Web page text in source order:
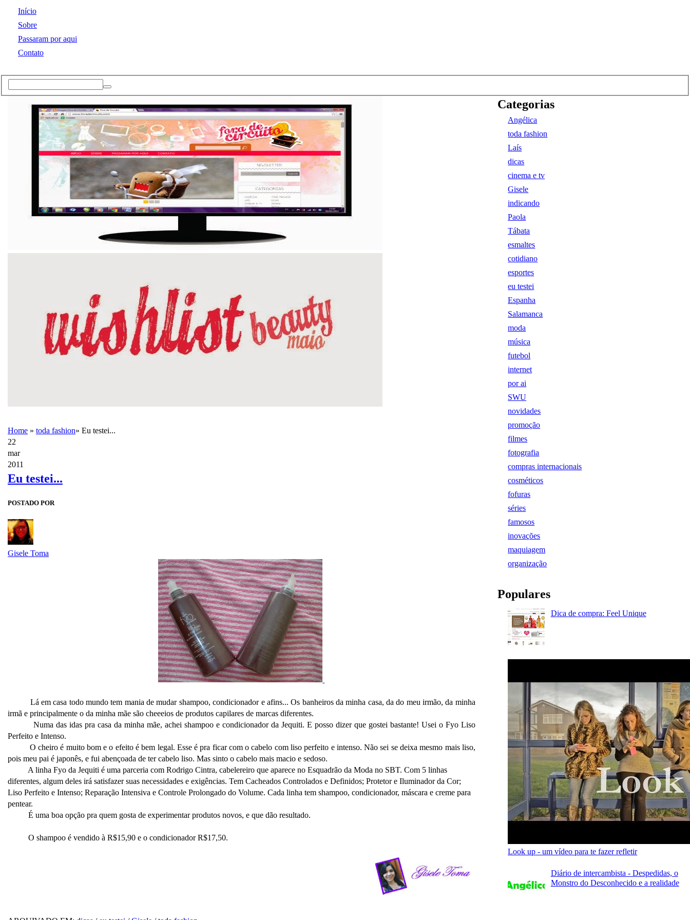
Início
Sobre
Passaram por aqui
Contato
Home » toda fashion» Eu testei...
22
mar
2011
Eu testei...
POSTADO POR
Gisele Toma
Lá em casa todo mundo tem mania de mudar shampoo, condicionador e afins... Os banheiros da minha casa, da do meu irmão, da minha
irmã e principalmente o da minha mãe são cheeeios de produtos capilares de marcas diferentes.
Numa das idas pra casa da minha mãe, achei shampoo e condicionador da Jequiti. E posso dizer que gostei bastante! Usei o Fyo Liso
Perfeito e Intenso.
O cheiro é muito bom e o efeito é bem legal. Esse é pra ficar com o cabelo com liso perfeito e intenso. Não sei se deixa mesmo mais liso,
pois meu pai é japonês, e fui abençoada de ter cabelo liso. Mas sinto o cabelo mais macio e sedoso.
A linha Fyo da Jequiti é uma parceria com Rodrigo Cintra, cabelereiro que aparece no Esquadrão da Moda no SBT. Com 5 linhas
diferentes, algum deles irá satisfazer suas necessidades e exigências. Tem Cacheados Controlados e Definidos; Protetor e Iluminador da Cor;
Liso Perfeito e Intenso; Reparação Intensiva e Controle Prolongado do Volume. Cada linha tem shampoo, condicionador, máscara e creme para
pentear.
É uma boa opção pra quem gosta de experimentar produtos novos, e que dão resultado.
O shampoo é vendido à R$15,90 e o condicionador R$17,50.
Categorias
Angélica
toda fashion
Laís
dicas
cinema e tv
Gisele
indicando
Paola
Tábata
esmaltes
cotidiano
esportes
eu testei
Espanha
Salamanca
moda
música
futebol
internet
por ai
SWU
novidades
promoção
filmes
fotografia
compras internacionais
cosméticos
fofuras
séries
famosos
inovações
maquiagem
organização
Populares
Dica de compra: Feel Unique
Look up - um vídeo para te fazer refletir
Diário de intercambista - Despedidas, o
Monstro do Desconhecido e a realidade